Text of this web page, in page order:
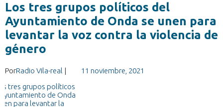
Los tres grupos políticos del
Ayuntamiento de Onda se unen para
levantar la voz contra la violencia de
género
PorRadio Vila-real | 11 noviembre, 2021